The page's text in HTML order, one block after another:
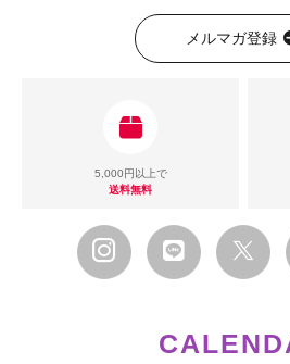
メルマガ登録
5,000円以上で
送料無料